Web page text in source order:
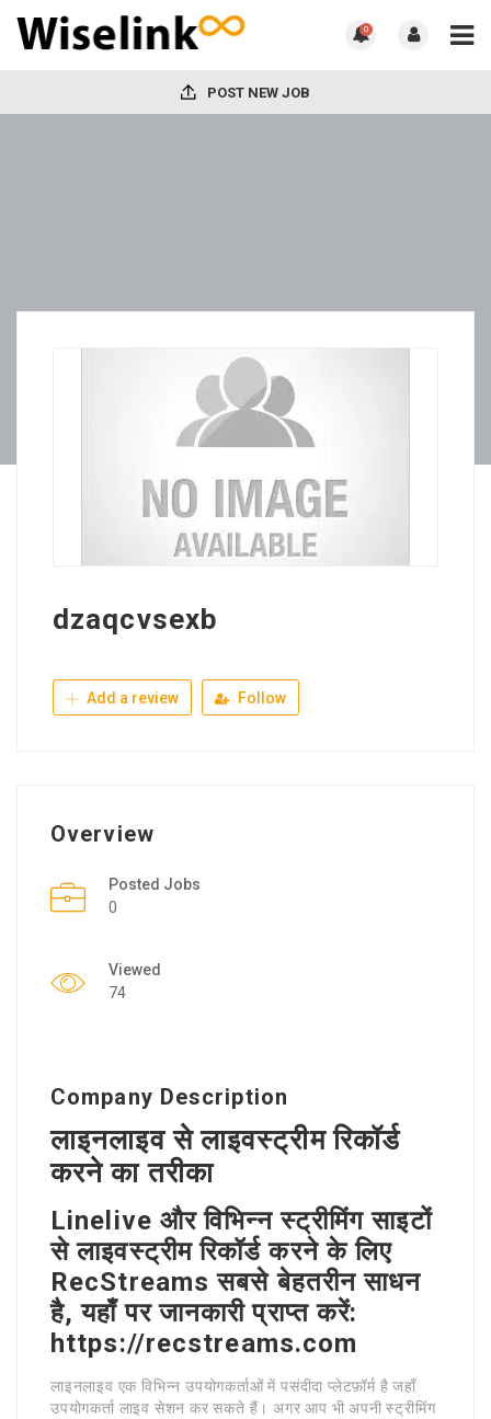
0
POST NEW JOB
dzaqcvsexb
Add a review Follow
Overview
Posted Jobs
0
Viewed
74
Company Description
लाइनलाइव से लाइवस्ट्रीम रिकॉर्ड
करने का तरीका
Linelive और विभिन्न स्ट्रीमिंग साइटों
से लाइवस्ट्रीम रिकॉर्ड करने के लिए
RecStreams सबसे बेहतरीन साधन
है, यहाँ पर जानकारी प्राप्त करें:
https://recstreams.com
लाइनलाइव एक विभिन्न उपयोगकर्ताओं में पसंदीदा प्लेटफ़ॉर्म है जहाँ
उपयोगकर्ता लाइव सेशन कर सकते हैं। अगर आप भी अपनी स्ट्रीमिंग